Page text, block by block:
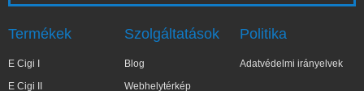
Termékek
E Cigi I
E Cigi II
Szolgáltatások
Blog
Webhelytérkép
Politika
Adatvédelmi irányelvek